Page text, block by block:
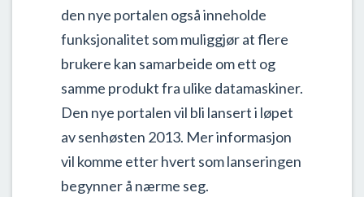
den nye portalen også inneholde
funksjonalitet som muliggjør at flere
brukere kan samarbeide om ett og
samme produkt fra ulike datamaskiner.
Den nye portalen vil bli lansert i løpet
av senhøsten 2013. Mer informasjon
vil komme etter hvert som lanseringen
begynner å nærme seg.